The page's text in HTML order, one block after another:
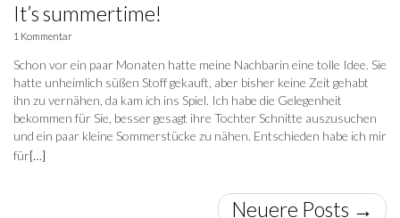
It’s summertime!
1 Kommentar
Schon vor ein paar Monaten hatte meine Nachbarin eine tolle Idee. Sie
hatte unheimlich süßen Stoff gekauft, aber bisher keine Zeit gehabt
ihn zu vernähen, da kam ich ins Spiel. Ich habe die Gelegenheit
bekommen für Sie, besser gesagt ihre Tochter Schnitte auszusuchen
und ein paar kleine Sommerstücke zu nähen. Entschieden habe ich mir
für[…]
Neuere Posts →